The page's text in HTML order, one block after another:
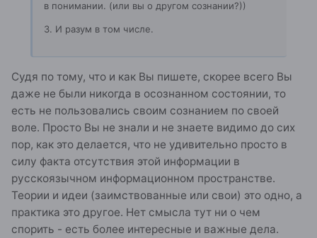
в понимании. (или вы о другом сознании?))
З. И разум в том числе.
Судя по тому, что и как Вы пишете, скорее всего Вы
даже не были никогда в осознанном состоянии, то
есть не пользовались своим сознанием по своей
воле. Просто Вы не знали и не знаете видимо до сих
пор, как это делается, что не удивительно просто в
силу факта отсутствия этой информации в
русскоязычном информационном пространстве.
Теории и идеи (заимствованные или свои) это одно, а
практика это другое. Нет смысла тут ни о чем
спорить - есть более интересные и важные дела.